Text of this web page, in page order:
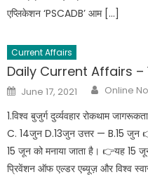
एप्लिकेशन ‘PSCADB’ आम […]
Current Affairs
Daily Current Affairs –
June 17, 2021 Online
1.विश्व बुजुर्ग दुर्व्यवहार रोकथाम
C. 14जुन D.13जुन उत्तर — B.15 जुन
15 जून को मनाया जाता है। 👉यह 15
प्रिवेंशन ऑफ एल्डर एब्यूज़ और विश्व